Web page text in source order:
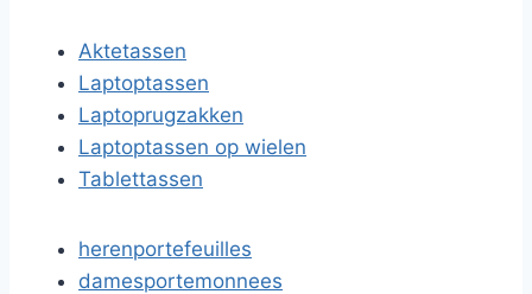
Aktetassen
Laptoptassen
Laptoprugzakken
Laptoptassen op wielen
Tablettassen
herenportefeuilles
damesportemonnees